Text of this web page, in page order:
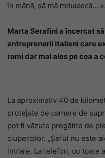
în mână, să mă mituiască… ».
Marta Serafini a încercat
antreprenorii italieni care
romi dar mai ales pe cea a
La aproximativ 40 de
protejate de camere de
pot fi văzute pregătite de
ciupercilor. „Șeful nu este
intrare. La telefon, cu toate